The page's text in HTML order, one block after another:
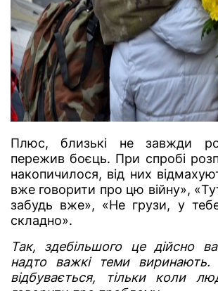
Плюс, близькі не завжди
пережив боєць. При спробі
накопичилося, від них
вже говорити про цю війну»,
забудь вже», «Не грузи, у
складно».
Так, здебільшого це дійсно
надто важкі теми виринають.
відбувається, тільки коли